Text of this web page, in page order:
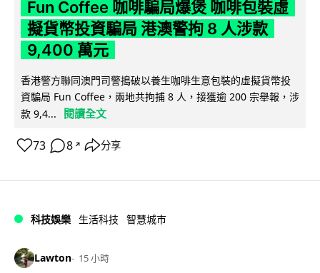
Fun Coffee 咖啡騙局爆煲 咖啡包裝虛
擬貨幣投資騙局 港澳警拘 8 人涉款
9,400 萬元
香港警方聯同澳門司警搗破以養生咖啡生意包裝的虛擬貨幣投
資騙局 Fun Coffee，兩地共拘捕 8 人，接獲逾 200 宗舉報，涉
款 9,4...
閱讀全文
73 8 ↗ 分享
科技娛樂 生活科技 智慧城市
Lawton 15 小時